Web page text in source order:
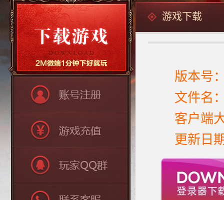
游戏下载
版本号
文件名
客户端
更新日